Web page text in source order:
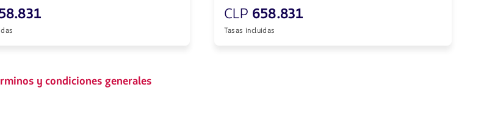
CLP 658.831
Tasas incluidas
y condiciones generales